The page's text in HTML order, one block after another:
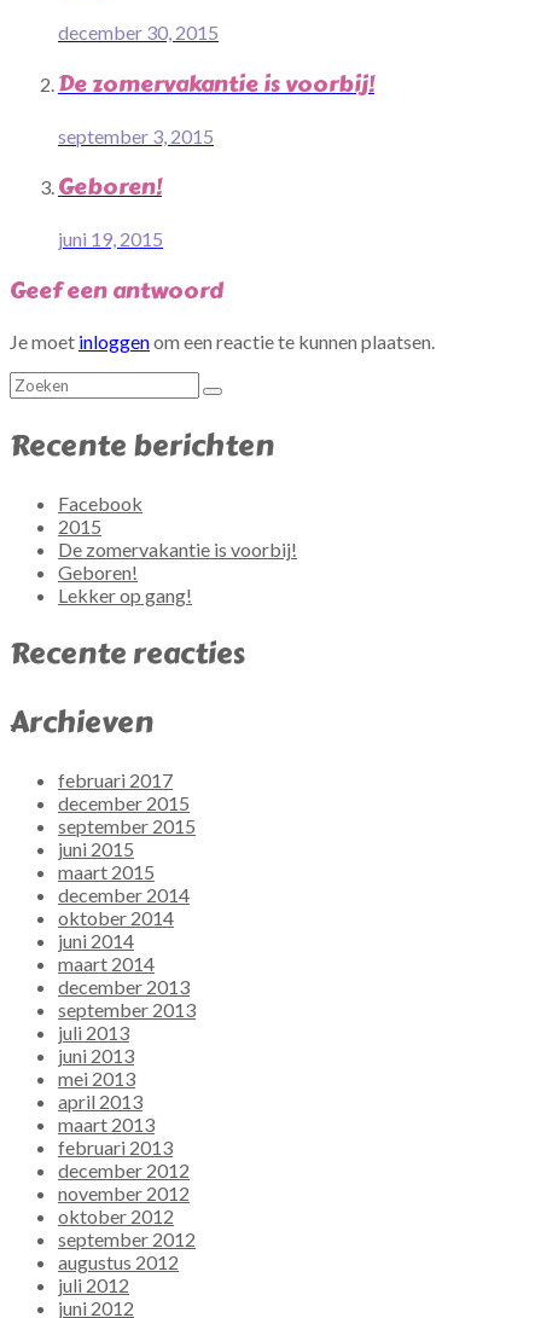
december 30, 2015
De zomervakantie is voorbij!
september 3, 2015
Geboren!
juni 19, 2015
Geef een antwoord
Je moet inloggenom een reactie te kunnen plaatsen.
Recente berichten
Facebook
2015
De zomervakantie is voorbij!
Geboren!
Lekker op gang!
Recente reacties
Archieven
februari 2017
december 2015
september 2015
juni 2015
maart 2015
december 2014
oktober 2014
juni 2014
maart 2014
december 2013
september 2013
juli 2013
juni 2013
mei 2013
april 2013
maart 2013
februari 2013
december 2012
november 2012
oktober 2012
september 2012
augustus 2012
juli 2012
juni 2012